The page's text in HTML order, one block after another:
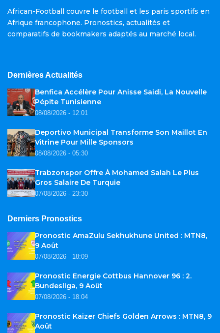
African-Football couvre le football et les paris sportifs en
Afrique francophone. Pronostics, actualités et
comparatifs de bookmakers adaptés au marché local.
Dernières Actualités
Benfica Accélère Pour Anisse Saidi, La Nouvelle
Pépite Tunisienne
08/08/2026 - 12:01
Deportivo Municipal Transforme Son Maillot En
Vitrine Pour Mille Sponsors
08/08/2026 - 05:30
Trabzonspor Offre À Mohamed Salah Le Plus
Gros Salaire De Turquie
07/08/2026 - 23:30
Derniers Pronostics
Pronostic AmaZulu Sekhukhune United : MTN8,
9 Août
07/08/2026 - 18:09
Pronostic Energie Cottbus Hannover 96 : 2.
Bundesliga, 9 Août
07/08/2026 - 18:04
Pronostic Kaizer Chiefs Golden Arrows : MTN8, 9
Août